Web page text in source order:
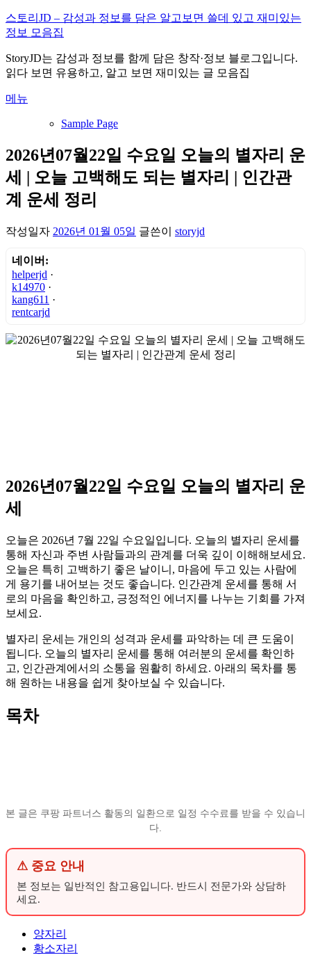
내
용
로
바
가
스토리JD – 감성과 정보를 담은 알고보면 쓸데 있고 재미있는
정보 모음집
StoryJD는 감성과 정보를 함께 담은 창작·정보 블로그입니다.
읽다 보면 유용하고, 알고 보면 재미있는 글 모음집
메뉴
Sample Page
2026년07월22일 수요일 오늘의 별자리 운
세 | 오늘 고백해도 되는 별자리 | 인간관
계 운세 정리
작성일자 2026년 01월 05일 글쓴이 storyjd
네이버:
helperjd ·
k14970 ·
kang611 ·
rentcarjd
2026년07월22일 수요일 오늘의 별자리 운
세
오늘은 2026년 7월 22일 수요일입니다. 오늘의 별자리 운세를
통해 자신과 주변 사람들과의 관계를 더욱 깊이 이해해보세요.
오늘은 특히 고백하기 좋은 날이니, 마음에 두고 있는 사람에
게 용기를 내어보는 것도 좋습니다. 인간관계 운세를 통해 서
로의 마음을 확인하고, 긍정적인 에너지를 나누는 기회를 가져
보세요.
별자리 운세는 개인의 성격과 운세를 파악하는 데 큰 도움이
됩니다. 오늘의 별자리 운세를 통해 여러분의 운세를 확인하
고, 인간관계에서의 소통을 원활히 하세요. 아래의 목차를 통
해 원하는 내용을 쉽게 찾아보실 수 있습니다.
목차
본 글은 쿠팡 파트너스 활동의 일환으로 일정 수수료를 받을 수 있습니
다.
⚠ 중요 안내
본 정보는 일반적인 참고용입니다. 반드시 전문가와 상담하
세요.
양자리
황소자리